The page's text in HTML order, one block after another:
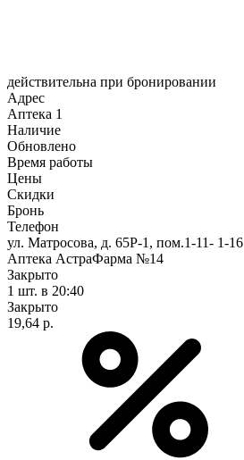
действительна при бронировании
Адрес
Аптека 1
Наличие
Обновлено
Время работы
Цены
Скидки
Бронь
Телефон
ул. Матросова, д. 65Р-1, пом.1-11- 1-16
Аптека АстраФарма №14
Закрыто
1 шт. в 20:40
Закрыто
19,64 р.